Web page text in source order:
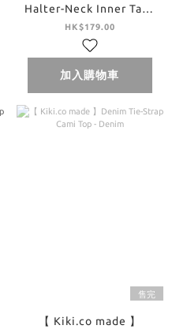
Halter-Neck Inner Tank
Top - Brown
HK$179.00
加入購物車
售完
【 Kiki.co made 】